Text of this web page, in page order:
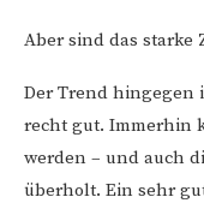
Aber sind das starke
Der Trend hingegen
recht gut. Immerhin
werden – und auch
überholt. Ein sehr